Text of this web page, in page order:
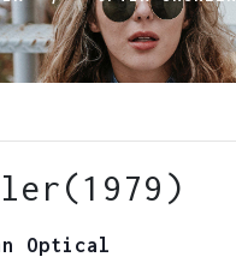
Optical